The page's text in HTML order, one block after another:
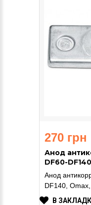
270 грн
Анод
DF60-
Анод
DF140,
В